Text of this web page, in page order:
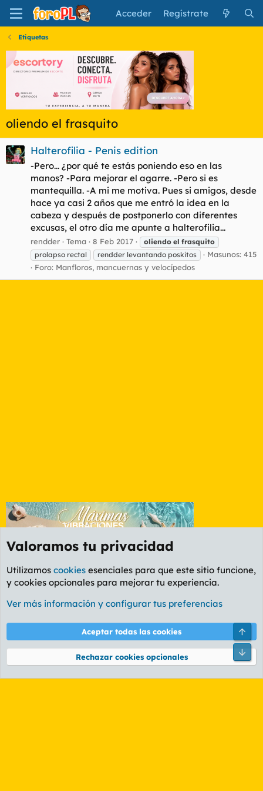
Acceder Regístrate
Etiquetas
oliendo el frasquito
Halterofilia - Penis edition
-Pero... ¿por qué te estás poniendo eso en las
manos? -Para mejorar el agarre. -Pero si es
mantequilla. -A mi me motiva. Pues si amigos, desde
hace ya casi 2 años que me entró la idea en la
cabeza y después de postponerlo con diferentes
excusas, el otro día me apunte a halterofilia...
rendder Tema 8 Feb 2017 oliendo el frasquito
prolapso rectal
rendder levantando poskitos
Masunos: 415
Foro: Manfloros, mancuernas y velocípedos
Etiquetas
Cookies
PL OLDSTYLE AMARILLO
Términos y reglas Política de privacidad Ayuda
Community platform by XenForo® © 2010-2026 XenForo Ltd.
Valoramos tu privacidad
Utilizamos cookies esenciales para que este sitio funcione,
y cookies opcionales para mejorar tu experiencia.
Ver más información y configurar tus preferencias
Aceptar todas las cookies
Rechazar cookies opcionales
Pie